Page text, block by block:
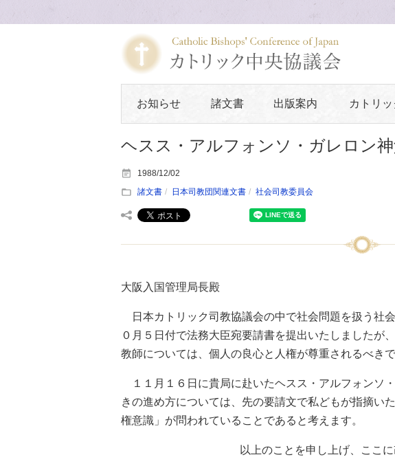
お知らせ 諸文書 出版案内 カトリ
ヘスス・アルフォンソ・ガレロン
1988/12/02
諸文書
日本司教団関連文書 社会司教委員会
大阪入国管理局長殿
日本カトリック司教協議会の中で社会問題を扱う社
０月５日付で法務大臣宛要請書を提出いたしましたが
教師については、個人の良心と人権が尊重されるべき
１１月１６日に貴局に赴いたヘスス・アルフォンソ
きの進め方については、先の要請文で私どもが指摘い
権意識」が問われていることであると考えます。
以上のことを申し上げ、ここに
以